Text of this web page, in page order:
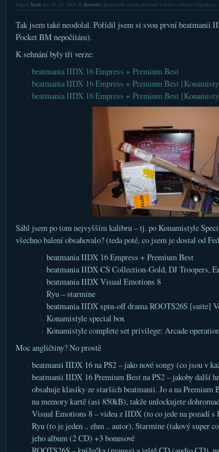
Napsal Xsoftdne 26. 10. 2009 do Konzole| Komentáře nejsou povolenéu textu s názvem Unpacking
Tak jsem také neodolal. Pořídil jsem si svou první beatmanii
Pocket BM nepočítám).
K sehnání byly tři verze:
beatmania IIDX 16 Empress + Premium Best
beatmania IIDX 16 Empress + Premium Best
beatmania IIDX 16 Empress + Premium Best
Sáhl jsem po tom nejvyšším kalibru – tj. po Konamistyle
všechno balení obsahovalo? (teda poté, co jsem je dostal od
beatmania IIDX 16 Empress + Premium Best
beatmania IIDX CS Collection-Gold, DJ Troopers,
beatmania IIDX Visual Emotions 8
Ryu – starmine
beatmania IIDX spin-off drama ROOTS26S [suite]
Konamistyle special box
Konamistyle complete set privilege: Arcade
Moc angličtiny? No prostě
beatmanii IIDX 16 na PS2 – jako nové songy (co jsou v
beatmanii IIDX 16 Premium Best na PS2 – jakoby další
obsahuje klasiky ze starších beatmanii. Jo a na Premium
na memory kartě (asi 850kB), takže unlockujete
Visual Emotions 8 – videa z IIDX (to co jede na pozadí
Ryu (to je jeden .. ehm .. autor), Starmine (takový super
jeho album (2 CD) +3 bonusové